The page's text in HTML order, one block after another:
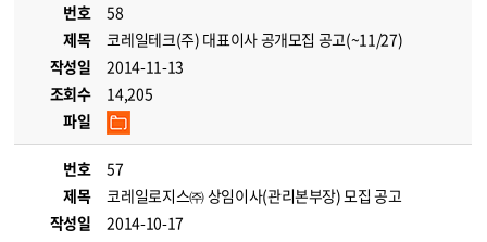
번호
58
제목
코레일테크(주) 대표이사 공개모집 공고(~11/27)
작성일
2014-11-13
조회수
14,205
파일
번호
57
제목
코레일로지스㈜ 상임이사(관리본부장) 모집 공고
작성일
2014-10-17